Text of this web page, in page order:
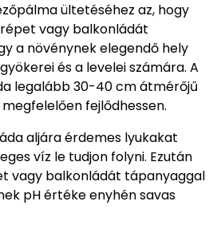
ültetéséhez az, hogy
vagy balkonládát
a növénynek elegendő hely
és a levelei számára. A
legalább 30-40 cm átmérőjű
fejlődhessen.
aljára érdemes lyukakat
víz le tudjon folyni. Ezután
vagy balkonládát tápanyaggal
pH értéke enyhén savas